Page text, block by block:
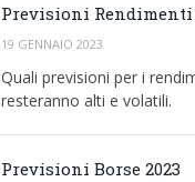
Previsioni
19 GENNAIO 2023
Quali previsioni per i
resteranno alti e volatili.
Previsioni Borse 2023